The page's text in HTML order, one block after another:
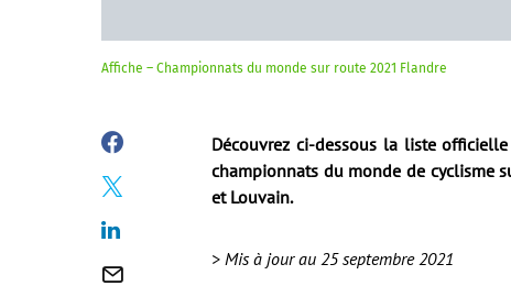
Affiche – Championnats du monde sur route 2021 Flandre
Découvrez ci-dessous la liste
championnats du monde de cyclisme
et Louvain.
> Mis à jour au 25 septembre 2021